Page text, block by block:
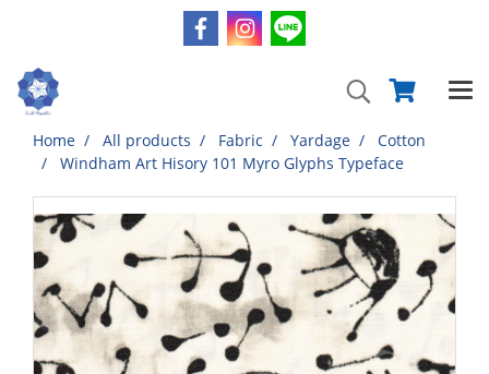
Home All products Fabric Yardage
Cotton
Windham Art Hisory 101 Myro Glyphs Typeface